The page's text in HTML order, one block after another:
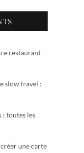
restaurant
slow travel :
: toutes les
une carte